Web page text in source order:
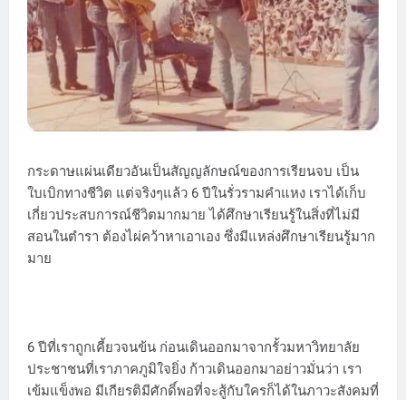
กระดาษแผ่นเดียวอันเป็นสัญญลักษณ์ของการเรียนจบ เป็น
ใบเบิกทางชีวิต แต่จริงๆแล้ว 6 ปีในรั่วรามคำแหง เราได้เก็บ
เกี่ยวประสบการณ์ชีวิตมากมาย ได้ศึกษาเรียนรู้ในสิ่งที่ไม่มี
สอนในตำรา ต้องไผ่คว้าหาเอาเอง ซึ่งมีแหล่งศึกษาเรียนรู้มาก
มาย
6 ปีที่เราถูกเคี้ยวจนข้น ก่อนเดินออกมาจากรั้วมหาวิทยาลัย
ประชาชนที่เราภาคภูมิใจยิ่ง ก้าวเดินออกมาอย่าวมั่นว่า เรา
เข้มแข็งพอ มีเกียรติมีศักดิ์พอที่จะสู้กับใครก็ได้ในภาวะสังคมที่